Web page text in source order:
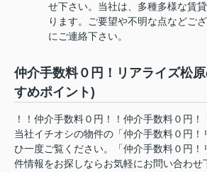
せ下さい。当社は、多種多様な賃
ります。ご要望や不明な点などご
にご連絡下さい。
仲介手数料０円！リアライズ松
すめポイント)
！！仲介手数料０円！！仲介手数料０円！
当社イチオシの物件の「仲介手数料０円
ひ一度ご覧ください。「仲介手数料０円！
件情報をお探しならお気軽にお問い合わせ